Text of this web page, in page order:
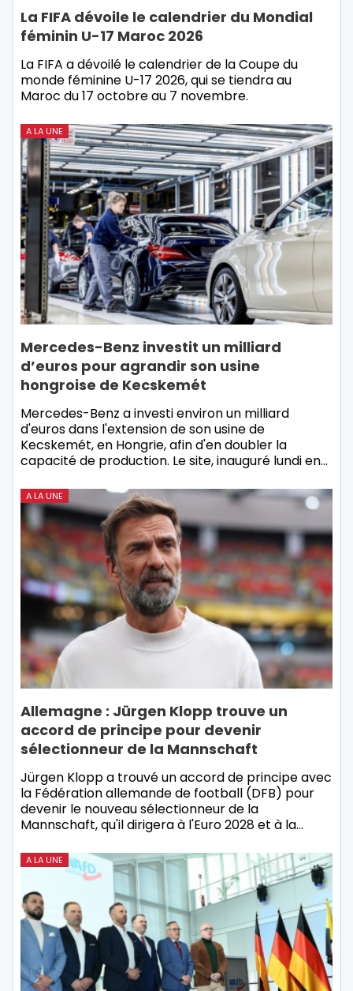
La FIFA dévoile le calendrier du Mondial
féminin U-17 Maroc 2026
La FIFA a dévoilé le calendrier de la Coupe du
monde féminine U-17 2026, qui se tiendra au
Maroc du 17 octobre au 7 novembre.
A LA UNE
Mercedes-Benz investit un milliard
d’euros pour agrandir son usine
hongroise de Kecskemét
Mercedes-Benz a investi environ un milliard
d'euros dans l'extension de son usine de
Kecskemét, en Hongrie, afin d'en doubler la
capacité de production. Le site, inauguré lundi en…
A LA UNE
Allemagne : Jürgen Klopp trouve un
accord de principe pour devenir
sélectionneur de la Mannschaft
Jürgen Klopp a trouvé un accord de principe avec
la Fédération allemande de football (DFB) pour
devenir le nouveau sélectionneur de la
Mannschaft, qu'il dirigera à l'Euro 2028 et à la…
A LA UNE